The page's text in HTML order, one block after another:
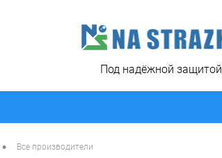
Под надёжной защитой
• Все производители